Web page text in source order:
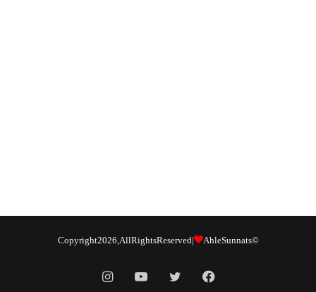
© Copyright 2026, All Rights Reserved |
Ahle Sunnats
Facebook
Twitter
YouTube
Instagram